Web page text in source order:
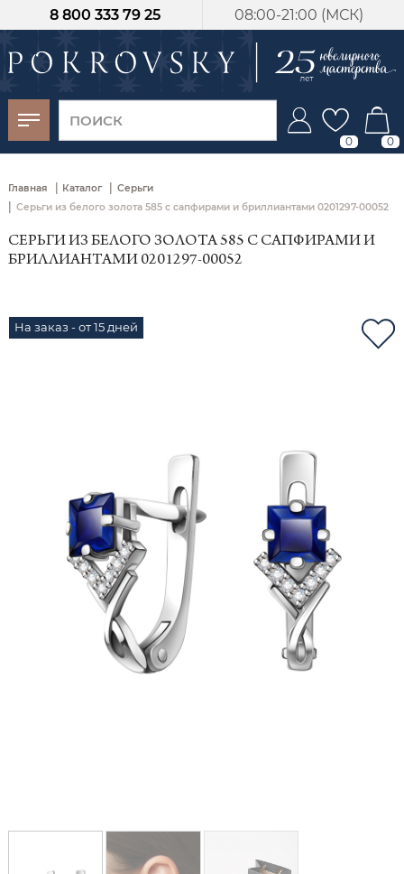
08:00-21:00 (МСК)
8 800 333 79 25
0 0
Главная | Каталог | Серьги
| Серьги из белого золота 585 с сапфирами и бриллиантами 0201297-00052
СЕРЬГИ ИЗ БЕЛОГО ЗОЛОТА 585 С САПФИРАМИ И
БРИЛЛИАНТАМИ 0201297-00052
На заказ - от 15 дней
-30%
от 15 дней с
момента оплаты